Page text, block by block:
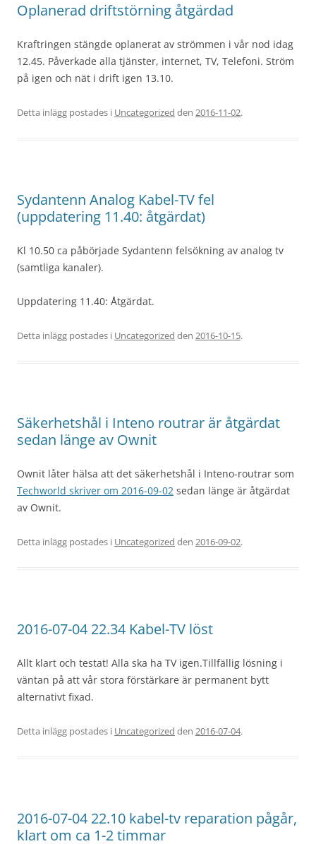
Oplanerad driftstörning åtgärdad
Kraftringen stängde oplanerat av strömmen i vår nod idag
12.45. Påverkade alla tjänster, internet, TV, Telefoni. Ström
på igen och nät i drift igen 13.10.
Detta inlägg postades i Uncategorized den 2016-11-02.
Sydantenn Analog Kabel-TV fel
(uppdatering 11.40: åtgärdat)
Kl 10.50 ca påbörjade Sydantenn felsökning av analog tv
(samtliga kanaler).
Uppdatering 11.40: Åtgärdat.
Detta inlägg postades i Uncategorized den 2016-10-15.
Säkerhetshål i Inteno routrar är åtgärdat
sedan länge av Ownit
Ownit låter hälsa att det säkerhetshål i Inteno-routrar som
Techworld skriver om 2016-09-02 sedan länge är åtgärdat
av Ownit.
Detta inlägg postades i Uncategorized den 2016-09-02.
2016-07-04 22.34 Kabel-TV löst
Allt klart och testat! Alla ska ha TV igen.Tillfällig lösning i
väntan på att vår stora förstärkare är permanent bytt
alternativt fixad.
Detta inlägg postades i Uncategorized den 2016-07-04.
2016-07-04 22.10 kabel-tv reparation pågår,
klart om ca 1-2 timmar